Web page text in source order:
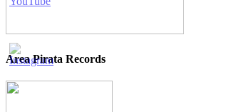
Area Pirata Records